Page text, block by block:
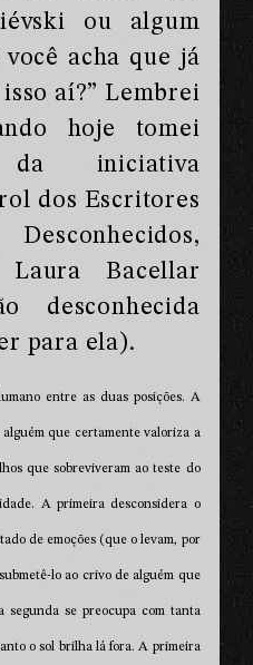
ou algum
acha que já
aí?” Lembrei
hoje tomei
da iniciativa
dos Escritores
Bacellar
para ela).
entre as duas posições. A
que certamente valoriza a
que sobreviveram ao teste do
A primeira desconsidera o
de emoções (que o levam, por
lo ao crivo de alguém que
segunda se preocupa com tanta
o sol brilha lá fora. A primeira